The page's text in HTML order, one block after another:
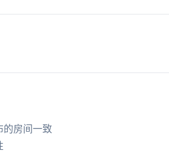
的房间一致